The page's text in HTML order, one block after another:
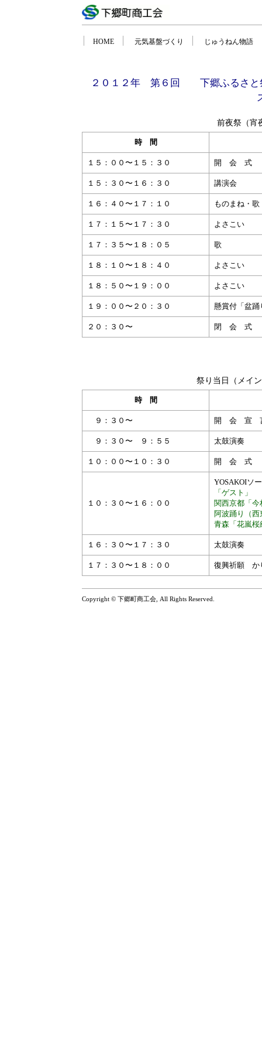
HOME 元気基盤づくり じゅうねん物語
２０１２年 第６回 下郷ふるさと
前夜祭（
時 間
１５：００〜１５：３０ 開 会 式 （
１５：３０〜１６：３０ 講演
１６：４０〜１７：１０ ものまね・
１７：１５〜１７：３０ よさこ
１７：３５〜１８：０５
１８：１０〜１８：４０ よさこ
１８：５０〜１９：００ よさこ
１９：００〜２０：３０ 懸賞付「盆踊
２０：３０〜 閉 会 式
祭り当日（メイ
時 間
９：３０〜 開 会 宣 言
９：３０〜 ９：５５ 太鼓演
１０：００〜１０：３０ 開 会 式
１０：３０〜１６：００
YOSAKOIソ
「ゲスト」
関西京都「今
阿波踊り（
青森「花嵐桜
１６：３０〜１７：３０ 太鼓演
１７：３０〜１８：００ 復興祈願
Copyright © 下郷町商工会, All Rights Reserved.